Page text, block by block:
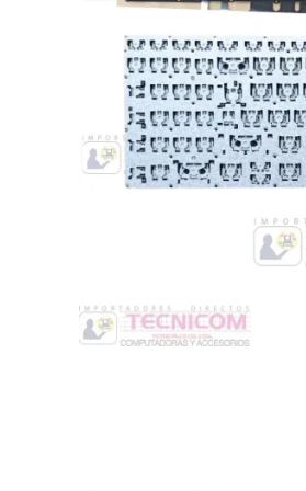
Monitores y TV
Suministros de Impresión
Punto de Venta
Accesorios y Periféricos
Software